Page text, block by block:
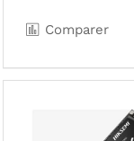
Comparer